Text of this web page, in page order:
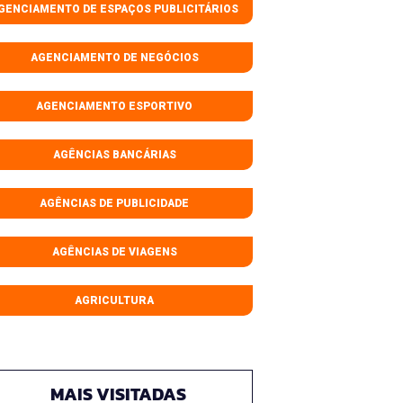
DE ESPAÇOS PUBLICITÁRIOS
AGENCIAMENTO DE NEGÓCIOS
AGENCIAMENTO ESPORTIVO
AGÊNCIAS BANCÁRIAS
AGÊNCIAS DE PUBLICIDADE
AGÊNCIAS DE VIAGENS
AGRICULTURA
MAIS VISITADAS